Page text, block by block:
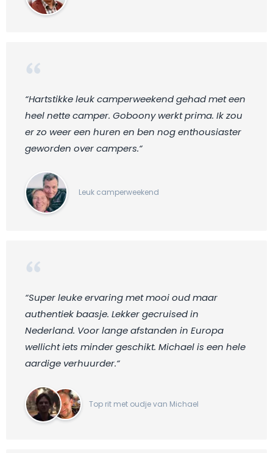
“Hartstikke leuk camperweekend gehad met een
heel nette camper. Goboony werkt prima. Ik zou
er zo weer een huren en ben nog enthousiaster
geworden over campers.“
Leuk camperweekend
“Super leuke ervaring met mooi oud maar
authentiek baasje. Lekker gecruised in
Nederland. Voor lange afstanden in Europa
wellicht iets minder geschikt. Michael is een hele
aardige verhuurder.“
Top rit met oudje van Michael